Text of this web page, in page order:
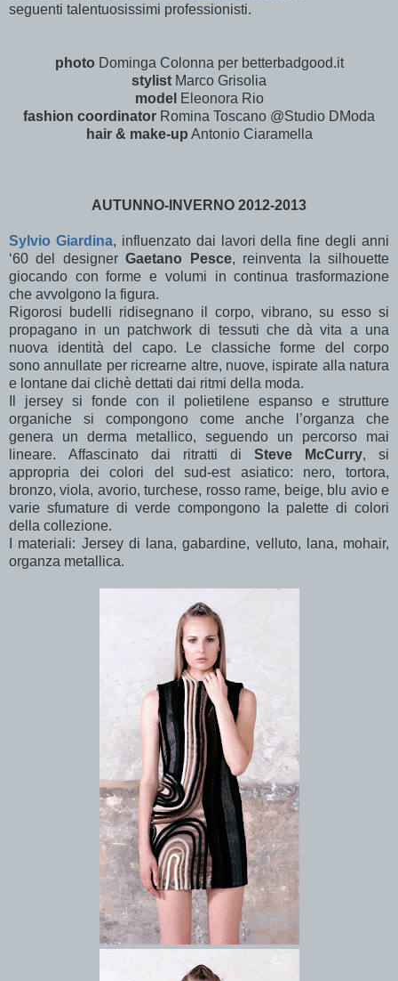
seguenti talentuosissimi professionisti.
photo Dominga Colonna per betterbadgood.it
stylist Marco Grisolia
model Eleonora Rio
fashion coordinator Romina Toscano @Studio DModa
hair & make-up Antonio Ciaramella
AUTUNNO-INVERNO 2012-2013
Sylvio Giardina, influenzato dai lavori della fine degli anni
‘60 del designerGaetano Pesce, reinventa la silhouette
giocando con forme e volumi in continua trasformazione
che avvolgono la figura.
Rigorosi budelli ridisegnano il corpo, vibrano, su esso si
propagano in un patchwork di tessuti che dà vita a una
nuova identità del capo. Le classiche forme del corpo
sono annullate per ricrearne altre, nuove, ispirate alla natura
e lontane dai clichè dettati dai ritmi della moda.
Il jersey si fonde con il polietilene espanso e strutture
organiche si compongono come anche l’organza che
genera un derma metallico, seguendo un percorso mai
lineare. Affascinato dai ritratti di Steve McCurry, si
appropria dei colori del sud-est asiatico: nero, tortora,
bronzo, viola, avorio, turchese, rosso rame, beige, blu avio e
varie sfumature di verde compongono la palette di colori
della collezione.
I materiali: Jersey di lana, gabardine, velluto, lana, mohair,
organza metallica.